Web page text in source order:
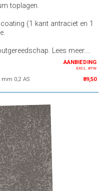
toplagen.
(1 kant antraciet en 1
Lees meer....
AANBIEDING
EXCL. BTW
mm 0,2 AS 89,50